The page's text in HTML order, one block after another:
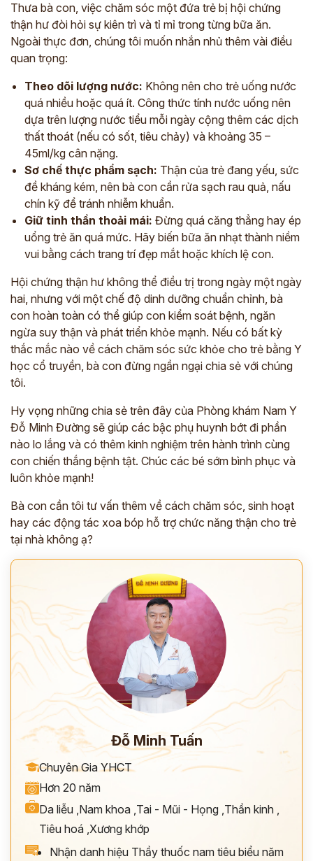
Thưa bà con, việc chăm sóc một đứa trẻ bị hội chứng
thận hư đòi hỏi sự kiên trì và tỉ mỉ trong từng bữa ăn.
Ngoài thực đơn, chúng tôi muốn nhắn nhủ thêm vài điều
quan trọng:
Theo dõi lượng nước: Không nên cho trẻ uống nước
quá nhiều hoặc quá ít. Công thức tính nước uống nên
dựa trên lượng nước tiểu mỗi ngày cộng thêm các dịch
thất thoát (nếu có sốt, tiêu chảy) và khoảng 35 –
45ml/kg cân nặng.
Sơ chế thực phẩm sạch: Thận của trẻ đang yếu, sức
đề kháng kém, nên bà con cần rửa sạch rau quả, nấu
chín kỹ để tránh nhiễm khuẩn.
Giữ tinh thần thoải mái: Đừng quá căng thẳng hay ép
uổng trẻ ăn quá mức. Hãy biến bữa ăn nhạt thành niềm
vui bằng cách trang trí đẹp mắt hoặc khích lệ con.
Hội chứng thận hư không thể điều trị trong ngày một ngày
hai, nhưng với một chế độ dinh dưỡng chuẩn chỉnh, bà
con hoàn toàn có thể giúp con kiểm soát bệnh, ngăn
ngừa suy thận và phát triển khỏe mạnh. Nếu có bất kỳ
thắc mắc nào về cách chăm sóc sức khỏe cho trẻ bằng Y
học cổ truyền, bà con đừng ngần ngại chia sẻ với chúng
tôi.
Hy vọng những chia sẻ trên đây của Phòng khám Nam Y
Đỗ Minh Đường sẽ giúp các bậc phụ huynh bớt đi phần
nào lo lắng và có thêm kinh nghiệm trên hành trình cùng
con chiến thắng bệnh tật. Chúc các bé sớm bình phục và
luôn khỏe mạnh!
Bà con cần tôi tư vấn thêm về cách chăm sóc, sinh hoạt
hay các động tác xoa bóp hỗ trợ chức năng thận cho trẻ
tại nhà không ạ?
Đỗ Minh Tuấn
Chuyên Gia YHCT
Hơn 20 năm
Da liễu ,Nam khoa ,Tai - Mũi - Họng ,Thần kinh ,
Tiêu hoá ,Xương khớp
Nhận danh hiệu Thầy thuốc nam tiêu biểu năm
Thông tin của bạn được bảo mật và chỉ sử dụng cho mục đích tư vấn.